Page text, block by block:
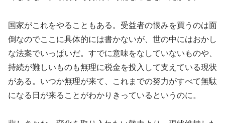
国家がこれをやることもある。受益者の恨みを買うのは面
倒なのでここに具体的には書かないが、世の中にはおかし
な法案でいっぱいだ。すでに意味をなしていないものや、
持続が難しいものも無理に税金を投入して支えている現状
がある。いつか無理が来て、これまでの努力がすべて無駄
になる日が来ることがわかりきっているというのに。